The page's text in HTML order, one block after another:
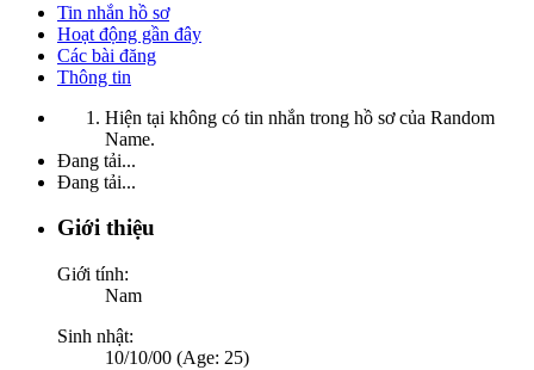
Tin nhắn hồ sơ
Hoạt động gần đây
Các bài đăng
Thông tin
Hiện tại không có tin nhắn trong hồ sơ của Random
Name.
Đang tải...
Đang tải...
Giới thiệu
Giới tính:
Nam
Sinh nhật:
10/10/00 (Age: 25)